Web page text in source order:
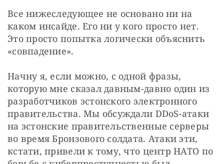
Все нижеследующее не основано ни на
каком инсайде. Его ни у кого просто нет.
Это просто попытка логически объяснить
«совпадение».
Начну я, если можно, с одной фразы,
которую мне сказал давным-давно один из
разработчиков эстонского электронного
правительства. Мы обсуждали DDoS-атаки
на эстонские правительственные серверы
во время Бронзового солдата. Атаки эти,
кстати, привели к тому, что центр НАТО по